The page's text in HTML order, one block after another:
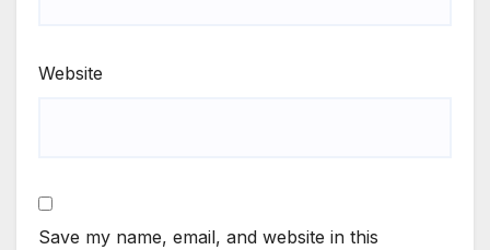
Website
Save my name, email, and website in this